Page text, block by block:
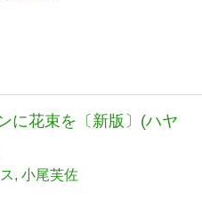
に花束を〔新版〕(ハヤ
小尾芙佐